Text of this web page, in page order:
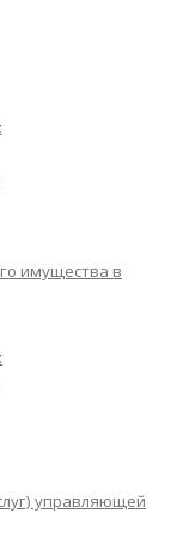
имущества в
управляющей